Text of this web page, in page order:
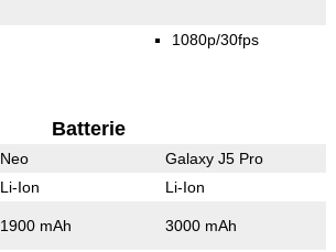
1080p/30fps
Batterie
Neo Galaxy J5 Pro
Li-Ion Li-Ion
1900 mAh 3000 mAh